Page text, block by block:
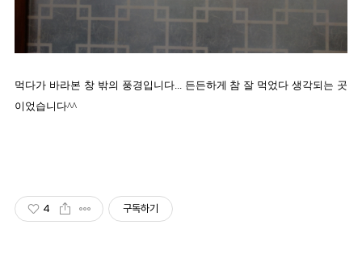
먹다가 바라본 창 밖의 풍경입니다... 든든하게 참 잘 먹었다 생각되는 곳
이었습니다^^
4 구독하기